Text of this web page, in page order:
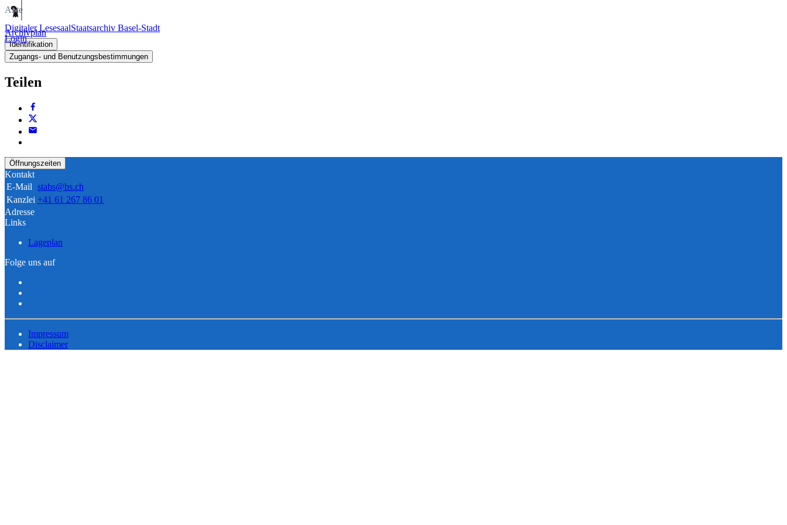
Digitaler LesesaalStaatsarchiv Basel-Stadt
Login
Akte
Archivplan
Identifikation
Zugangs- und Benutzungsbestimmungen
Teilen
Öffnungszeiten
Kontakt
E-Mail stabs@bs.ch
Kanzlei +41 61 267 86 01
Adresse
Links
Lageplan
Folge uns auf
Impressum
Disclaimer